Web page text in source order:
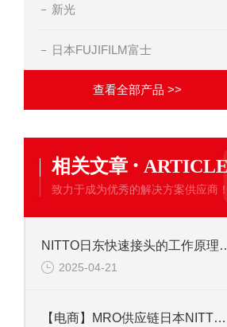
新光
日本FUJIFILM富士
查看全部产品 >>
相关文章 ·
致力于成为优秀的解决方案供应商！
NITTO日东快速接
2025-04-21
【电商】MRO供应链日本NITTO日东工器 小型真空泵 VP0625-V1014-P2-0511